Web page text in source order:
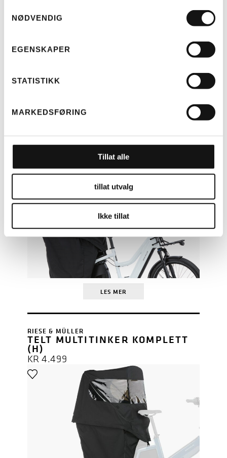
NØDVENDIG
EGENSKAPER
STATISTIKK
MARKEDSFØRING
Tillat alle
tillat utvalg
Ikke tillat
TELT MULTICHARGER KOMPLETT
(H)
LES MER
RIESE & MÜLLER
TELT MULTITINKER KOMPLETT
(H)
KR4.499